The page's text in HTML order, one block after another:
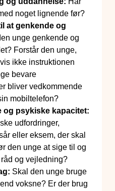
noget lignende før?
at genkende og
unge genkende og
Forstår den unge,
ikke instruktionen
bevare
bliver vedkommende
mobiltelefon?
og psykiske kapacitet:
udfordringer,
eller eksem, der skal
den unge at sige til og
råd og vejledning?
Skal den unge bruge
voksne? Er der brug